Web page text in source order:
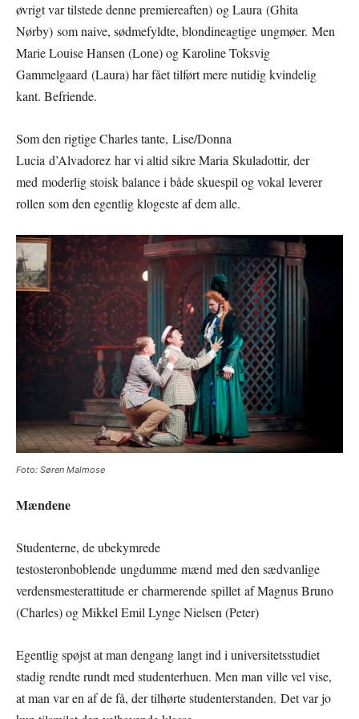
øvrigt var tilstede denne premiereaften) og Laura (Ghita
Nørby) som naive, sødmefyldte, blondineagtige ungmøer. Men
Marie Louise Hansen (Lone) og Karoline Toksvig
Gammelgaard (Laura) har fået tilført mere nutidig kvindelig
kant. Befriende.
Som den rigtige Charles tante, Lise/Donna
Lucia d’Alvadorez har vi altid sikre Maria Skuladottir, der
med moderlig stoisk balance i både skuespil og vokal leverer
rollen som den egentlig klogeste af dem alle.
Foto: Søren Malmose
Mændene
Studenterne, de ubekymrede
testosteronboblende ungdumme mænd med den sædvanlige
verdensmesterattitude er charmerende spillet af Magnus Bruno
(Charles) og Mikkel Emil Lynge Nielsen (Peter)
Egentlig spøjst at man dengang langt ind i universitetsstudiet
stadig rendte rundt med studenterhuen. Men man ville vel vise,
at man var en af de få, der tilhørte studenterstanden. Det var jo